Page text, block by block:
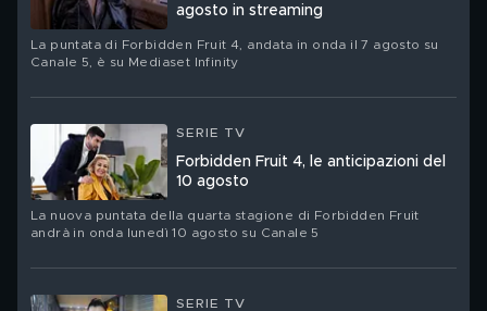
agosto in streaming
La puntata di Forbidden Fruit 4, andata in onda il 7 agosto su
Canale 5, è su Mediaset Infinity
SERIE TV
Forbidden Fruit 4, le anticipazioni del
10 agosto
La nuova puntata della quarta stagione di Forbidden Fruit
andrà in onda lunedì 10 agosto su Canale 5
SERIE TV